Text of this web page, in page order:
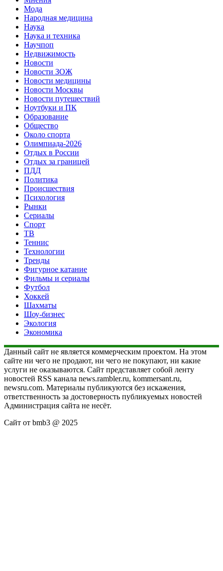
Мода
Народная медицина
Наука
Наука и техника
Научпоп
Недвижимость
Новости
Новости ЗОЖ
Новости медицины
Новости Москвы
Новости путешествий
Ноутбуки и ПК
Образование
Общество
Около спорта
Олимпиада-2026
Отдых в России
Отдых за границей
ПДД
Политика
Происшествия
Психология
Рынки
Сериалы
Спорт
ТВ
Теннис
Технологии
Тренды
Фигурное катание
Фильмы и сериалы
Футбол
Хоккей
Шахматы
Шоу-бизнес
Экология
Экономика
Данный сайт не является коммерческим проектом. На этом
сайте ни чего не продают, ни чего не покупают, ни какие
услуги не оказываются. Сайт представляет собой ленту
новостей RSS канала news.rambler.ru, kommersant.ru,
newsru.com. Материалы публикуются без искажения,
ответственность за достоверность публикуемых новостей
Администрация сайта не несёт.
Сайт от bmb3 @ 2025